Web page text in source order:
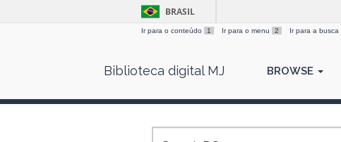
BRASIL
Ir para o conteúdo 1 Ir para o menu 2 Ir para a busca
Biblioteca digital MJ BROWSE